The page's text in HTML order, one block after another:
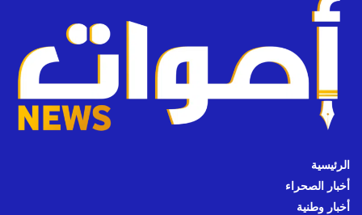
الرئيسية
أخبار الصحراء
أخبار وطنية